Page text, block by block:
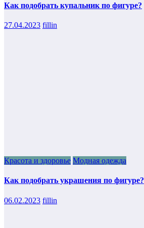
Как подобрать купальник по фигуре?
27.04.2023 fillin
Красота и здоровье Модная одежда
Как подобрать украшения по фигуре?
06.02.2023 fillin